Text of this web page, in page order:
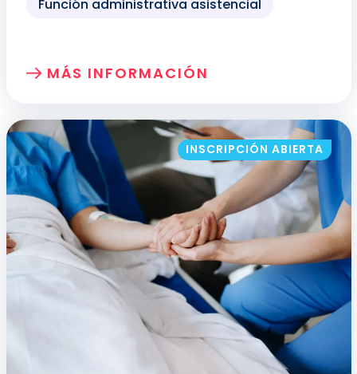
Función administrativa asistencial
MÁS INFORMACIÓN
SOBRE: EXPERIENCIA DE PACIENTE Y
INSCRIPCIÓN ABIERTA